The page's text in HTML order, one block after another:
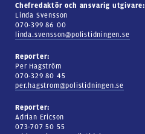
Chefredaktör och ansvarig utgivare:
Linda Svensson
070-399 86 00
linda.svensson@polistidningen.se
Reporter:
Per Hagström
070-329 80 45
per.hagstrom@polistidningen.se
Reporter:
Adrian Ericson
073-707 50 55